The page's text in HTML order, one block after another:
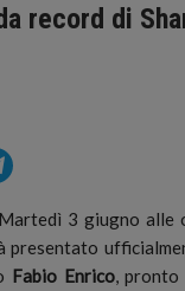
record di
3 giugno alle
presentato
Fabio Enrico, pronto